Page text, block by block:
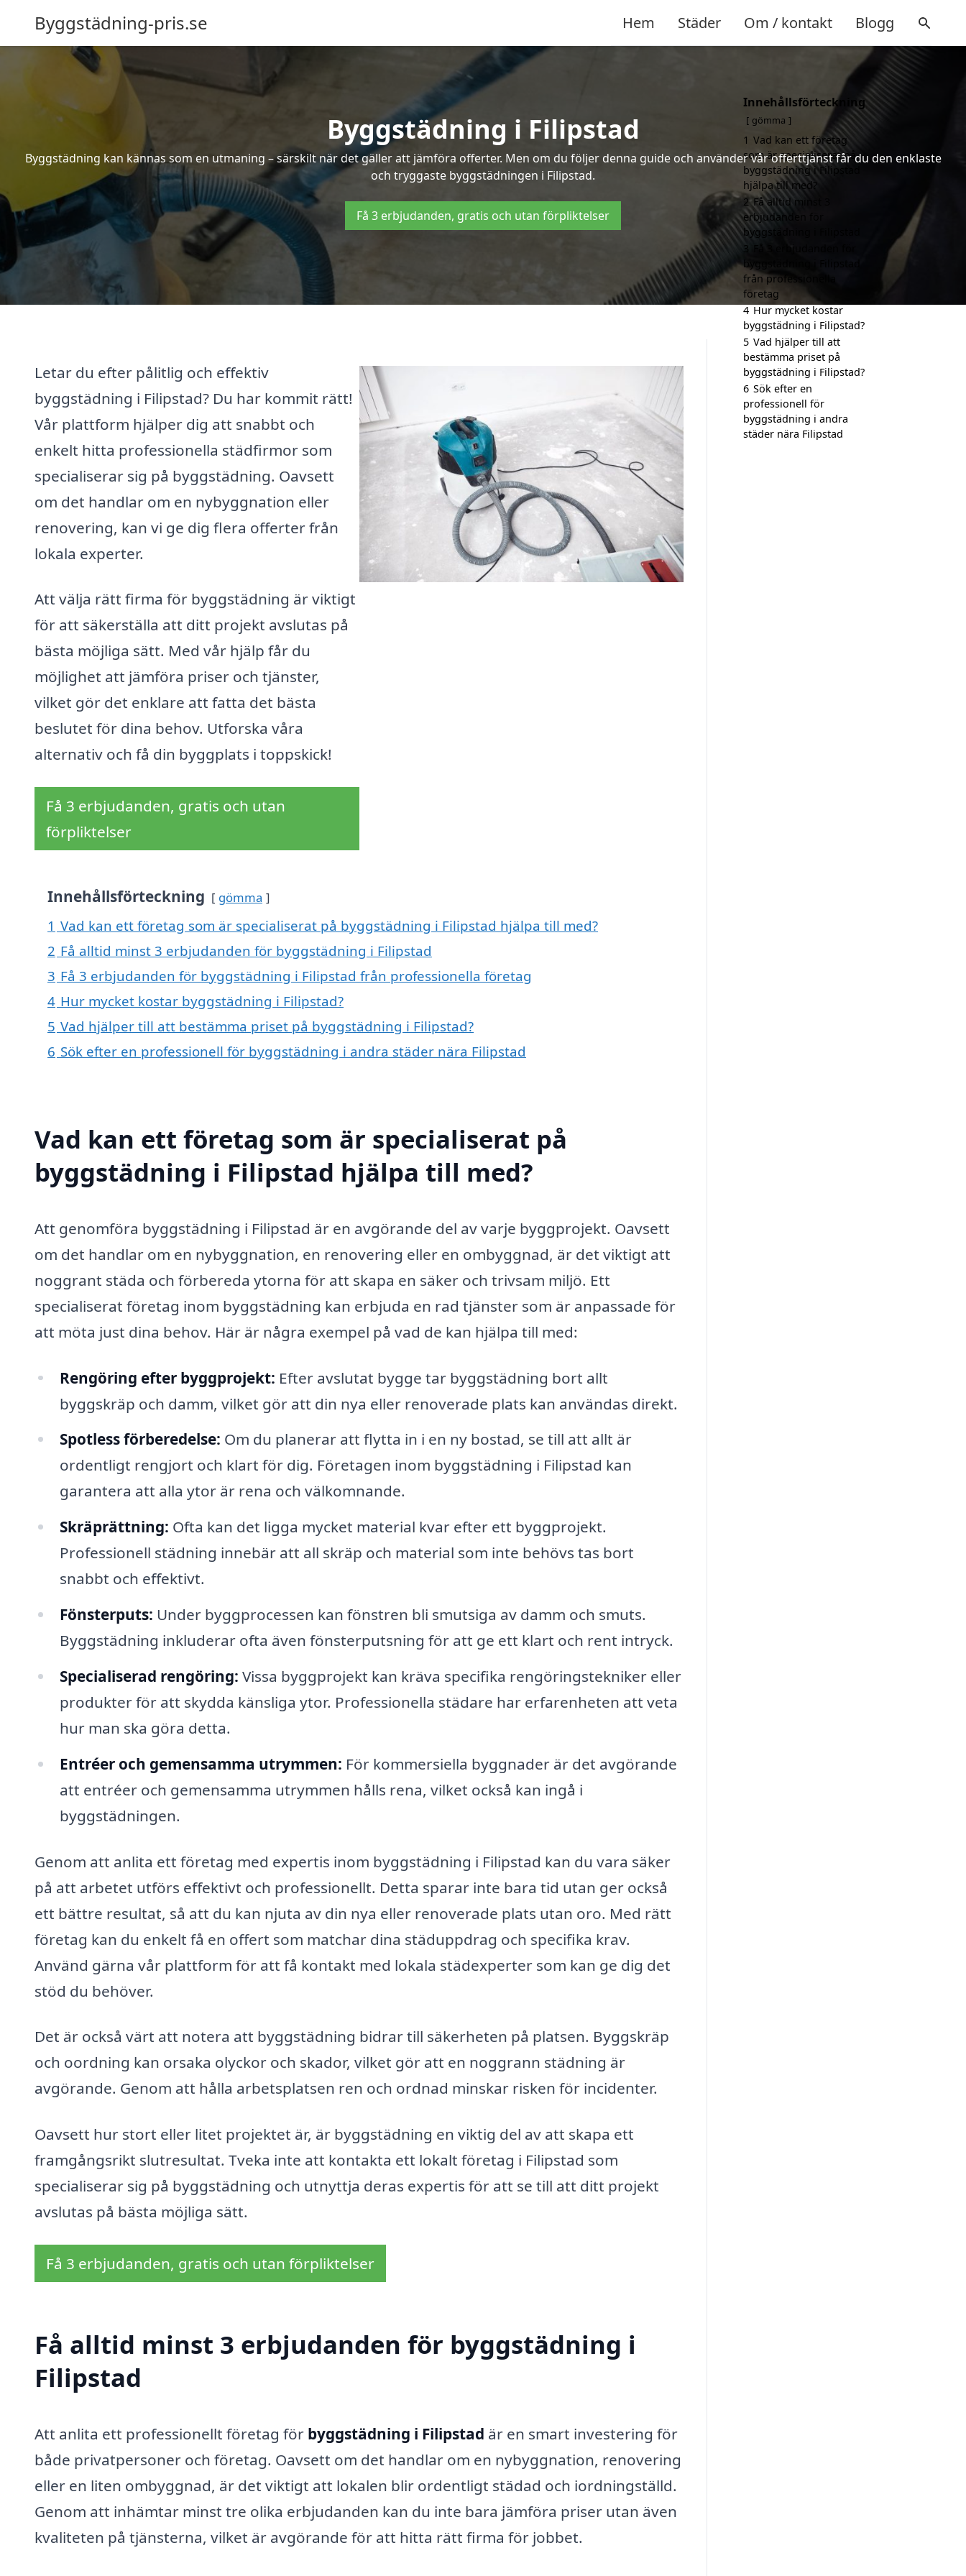
Byggstädning-pris.se Hem Städer Om / kontakt Blogg
Byggstädning i Filipstad
Byggstädning kan kännas som en utmaning – särskilt när det gäller att jämföra offerter. Men om du följer denna guide och använder vår offerttjänst får du den enklaste
och tryggaste byggstädningen i Filipstad.
Få 3 erbjudanden, gratis och utan förpliktelser
Letar du efter pålitlig och effektiv
byggstädning i Filipstad? Du har kommit rätt!
Vår plattform hjälper dig att snabbt och
enkelt hitta professionella städfirmor som
specialiserar sig på byggstädning. Oavsett
om det handlar om en nybyggnation eller
renovering, kan vi ge dig flera offerter från
lokala experter.
Att välja rätt firma för byggstädning är viktigt
för att säkerställa att ditt projekt avslutas på
bästa möjliga sätt. Med vår hjälp får du
möjlighet att jämföra priser och tjänster,
vilket gör det enklare att fatta det bästa
beslutet för dina behov. Utforska våra
alternativ och få din byggplats i toppskick!
Få 3 erbjudanden, gratis och utan
förpliktelser
Innehållsförteckning gömma
1 Vad kan ett företag som är specialiserat på byggstädning i Filipstad hjälpa till med?
2 Få alltid minst 3 erbjudanden för byggstädning i Filipstad
3 Få 3 erbjudanden för byggstädning i Filipstad från professionella företag
4 Hur mycket kostar byggstädning i Filipstad?
5 Vad hjälper till att bestämma priset på byggstädning i Filipstad?
6 Sök efter en professionell för byggstädning i andra städer nära Filipstad
Vad kan ett företag som är specialiserat på
byggstädning i Filipstad hjälpa till med?
Att genomföra byggstädning i Filipstad är en avgörande del av varje byggprojekt. Oavsett
om det handlar om en nybyggnation, en renovering eller en ombyggnad, är det viktigt att
noggrant städa och förbereda ytorna för att skapa en säker och trivsam miljö. Ett
specialiserat företag inom byggstädning kan erbjuda en rad tjänster som är anpassade för
att möta just dina behov. Här är några exempel på vad de kan hjälpa till med:
Rengöring efter byggprojekt: Efter avslutat bygge tar byggstädning bort allt
byggskräp och damm, vilket gör att din nya eller renoverade plats kan användas direkt.
Spotless förberedelse: Om du planerar att flytta in i en ny bostad, se till att allt är
ordentligt rengjort och klart för dig. Företagen inom byggstädning i Filipstad kan
garantera att alla ytor är rena och välkomnande.
Skräprättning: Ofta kan det ligga mycket material kvar efter ett byggprojekt.
Professionell städning innebär att all skräp och material som inte behövs tas bort
snabbt och effektivt.
Fönsterputs: Under byggprocessen kan fönstren bli smutsiga av damm och smuts.
Byggstädning inkluderar ofta även fönsterputsning för att ge ett klart och rent intryck.
Specialiserad rengöring: Vissa byggprojekt kan kräva specifika rengöringstekniker eller
produkter för att skydda känsliga ytor. Professionella städare har erfarenheten att veta
hur man ska göra detta.
Entréer och gemensamma utrymmen: För kommersiella byggnader är det avgörande
att entréer och gemensamma utrymmen hålls rena, vilket också kan ingå i
byggstädningen.
Genom att anlita ett företag med expertis inom byggstädning i Filipstad kan du vara säker
på att arbetet utförs effektivt och professionellt. Detta sparar inte bara tid utan ger också
ett bättre resultat, så att du kan njuta av din nya eller renoverade plats utan oro. Med rätt
företag kan du enkelt få en offert som matchar dina städuppdrag och specifika krav.
Använd gärna vår plattform för att få kontakt med lokala städexperter som kan ge dig det
stöd du behöver.
Det är också värt att notera att byggstädning bidrar till säkerheten på platsen. Byggskräp
och oordning kan orsaka olyckor och skador, vilket gör att en noggrann städning är
avgörande. Genom att hålla arbetsplatsen ren och ordnad minskar risken för incidenter.
Oavsett hur stort eller litet projektet är, är byggstädning en viktig del av att skapa ett
framgångsrikt slutresultat. Tveka inte att kontakta ett lokalt företag i Filipstad som
specialiserar sig på byggstädning och utnyttja deras expertis för att se till att ditt projekt
avslutas på bästa möjliga sätt.
Få 3 erbjudanden, gratis och utan förpliktelser
Få alltid minst 3 erbjudanden för byggstädning i
Filipstad
Att anlita ett professionellt företag för byggstädning i Filipstad är en smart investering för
både privatpersoner och företag. Oavsett om det handlar om en nybyggnation, renovering
eller en liten ombyggnad, är det viktigt att lokalen blir ordentligt städad och iordningställd.
Genom att inhämtar minst tre olika erbjudanden kan du inte bara jämföra priser utan även
kvaliteten på tjänsterna, vilket är avgörande för att hitta rätt firma för jobbet.
Innehållsförteckning
gömma
1 Vad kan ett företag
som är specialiserat på
byggstädning i Filipstad
hjälpa till med?
2 Få alltid minst 3
erbjudanden för
byggstädning i Filipstad
3
Få 3 erbjudanden för
byggstädning i Filipstad
från professionella
företag
4 Hur mycket kostar
byggstädning i Filipstad?
5 Vad hjälper till att
bestämma priset på
byggstädning i Filipstad?
6 Sök efter en
professionell för
byggstädning i andra
städer nära Filipstad